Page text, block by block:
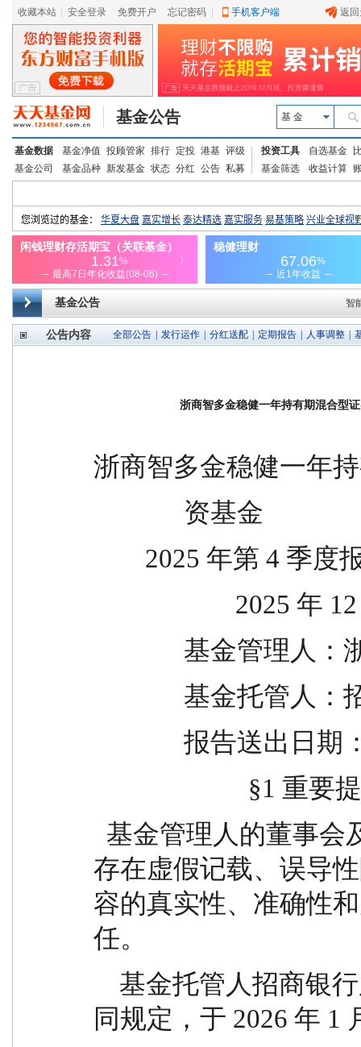
收藏本站 安全登录 免费开户 忘记密码 手机客户端 返
基金公告 基 金
基金数据 基金净值 投顾管家 排行 定投 港基 评级
基金公司
基金品种 新发基金 状态 分红 公告 私募
投资工具 自选基金
基金筛选
收益计算
基金公告 智
公告内容 全部公告 发行运作 分红送配 定期报告 人事调整
浙商智多金稳健一年持有期混合型
浙商智多金稳健一年
              资基金
2025 年第 4 季
基金
基金
报告
§1
存在虚假记载、误导
容的真实性、准确性
任。
同规定，于 2026 年 1